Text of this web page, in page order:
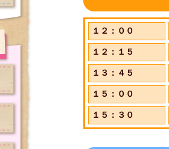
１２：００
１２：１５
１３：４５
１５：００
１５：３０